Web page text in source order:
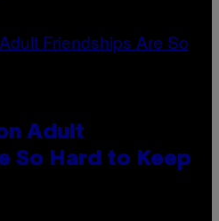
Adult
So Hard to Keep